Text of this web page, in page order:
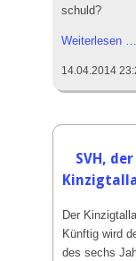
schuld?
Weiterlesen …
14.04.2014
SVH,
Der
Künftig wird
des sechs